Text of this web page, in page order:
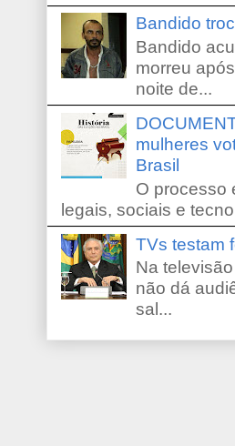
Bandido
Bandido
morreu
noite de...
mulheres
Brasil
O processo
legais, sociais e
TVs testam
Na
não dá
sal...